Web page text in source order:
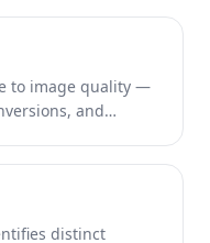
removal look
to image quality —
and
distinct